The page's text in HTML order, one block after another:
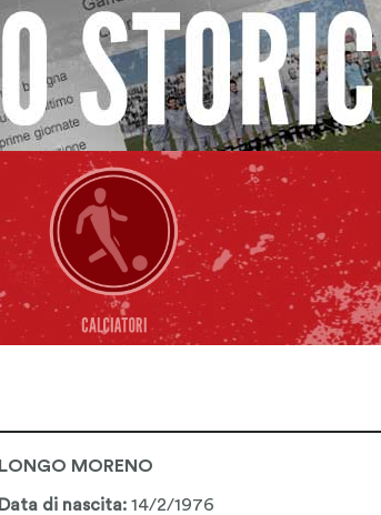
LONGO MORENO
Data di nascita: 14/2/1976